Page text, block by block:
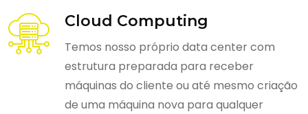
Cloud Computing
Temos nosso próprio data center com
estrutura preparada para receber
máquinas do cliente ou até mesmo criação
de uma máquina nova para qualquer